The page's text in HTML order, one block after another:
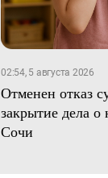
02:54, 5 августа 2026
Отменен отказ
закрытие дела о
Сочи